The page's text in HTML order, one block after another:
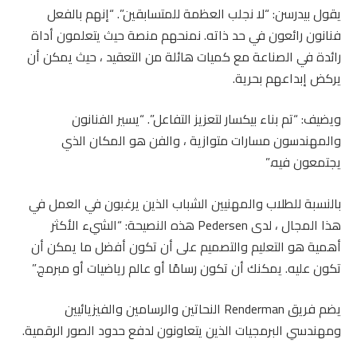
يقول بيدرسن: “لا نجلب العظمة للمتسابقين”. “إنهم بالفعل
فنانون رائعون في حد ذاته. نمنحهم منصة حيث يتعلمون أداة
رائدة في الصناعة مع كميات هائلة من التعقيد ، حيث يمكن أن
يركض إبداعهم بحرية.
ويضيف: “تم بناء بيكسار لتعزيز التفاعل”. “يسير الفنانون
والمهندسون مسارات متوازية ، والفن هو المكان الذي
يجتمعون فيه.”
بالنسبة للطلاب والمهنيين الشباب الذين يرغبون في العمل في
هذا المجال ، لدى Pedersen هذه النصيحة: “الشيء الأكثر
أهمية هو التعليم والتصميم على أن تكون أفضل ما يمكن أن
تكون عليه. يمكنك أن تكون رسامًا أو عالم رياضيات أو مبرمج.”
يضم فريق Renderman النحاتين والرسامين والفيزيائيين
ومهندسي البرمجيات الذين يتعاونون لدفع حدود الصور الرقمية.